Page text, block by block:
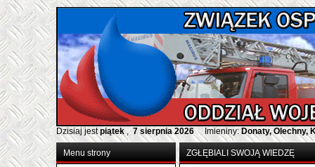
Dzisiaj jestpiątek,7 sierpnia 2026 Imieniny:Donaty, Olechny,
Menu strony
ZGŁĘBIALI SWOJĄ WIEDZĘ